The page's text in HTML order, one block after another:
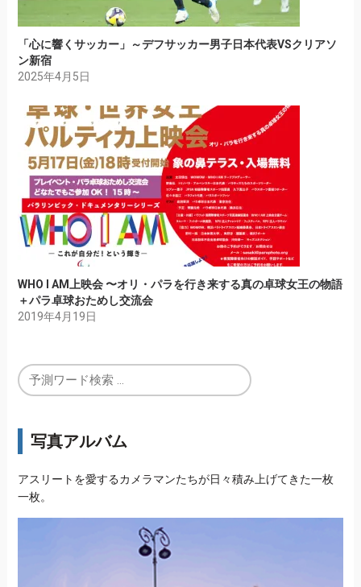
「心に響くサッカー」～デフサッカー男子日本代表VSクリアソ
ン新宿
2025年4月5日
WHO I AM上映会 〜オリ・パラを行き来する真の卓球女王の物語
＋パラ卓球おためし交流会
2019年4月19日
写真アルバム
アスリートを愛するカメラマンたちが日々積み上げてきた一枚
一枚。